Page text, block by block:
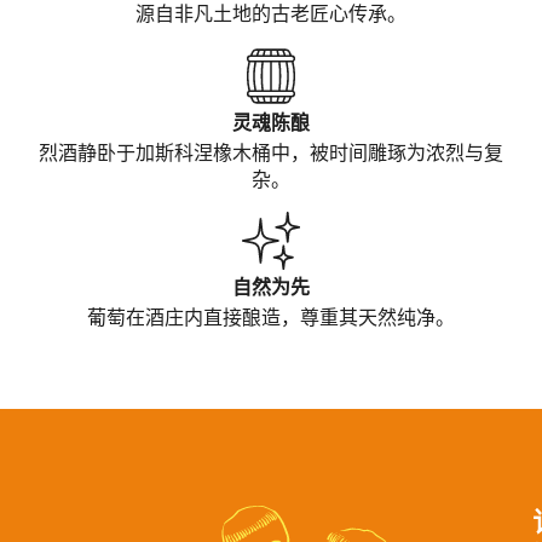
源自非凡土地的古老匠心传承。
灵魂陈酿
烈酒静卧于加斯科涅橡木桶中，被时间 雕琢为浓烈与复
杂。
自然为先
葡萄在酒庄内直接酿造，尊重其天然纯净。